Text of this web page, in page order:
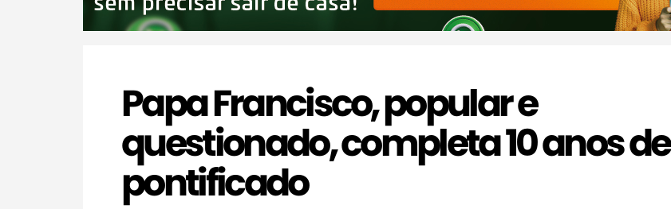
Papa Francisco, popular e
questionado, completa 10 anos de
pontificado